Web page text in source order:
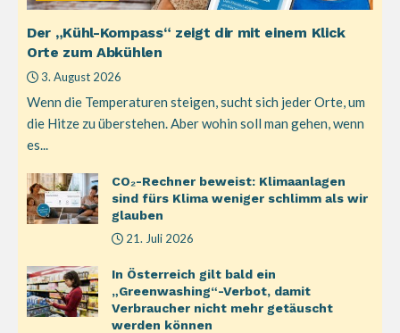
Der „Kühl-Kompass“ zeigt dir mit einem Klick
Orte zum Abkühlen
3. August 2026
Wenn die Temperaturen steigen, sucht sich jeder Orte, um
die Hitze zu überstehen. Aber wohin soll man gehen, wenn
es...
CO₂-Rechner beweist: Klimaanlagen
sind fürs Klima weniger schlimm als wir
glauben
21. Juli 2026
In Österreich gilt bald ein
„Greenwashing“-Verbot, damit
Verbraucher nicht mehr getäuscht
werden können